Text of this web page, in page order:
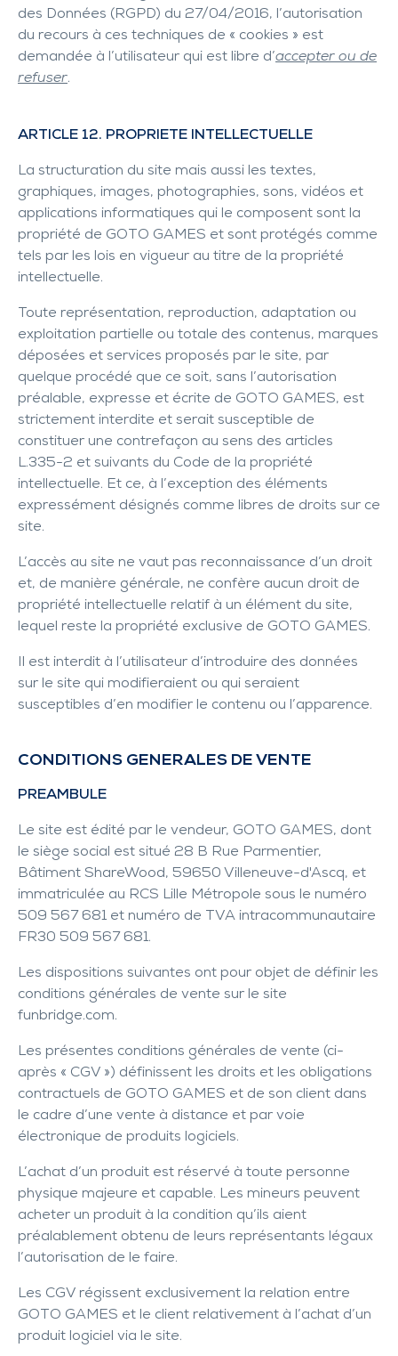
des Données (RGPD) du 27/04/2016, l’autorisation
du recours à ces techniques de « cookies » est
demandée à l’utilisateur qui est libre d’accepter ou de
refuser.
ARTICLE 12. PROPRIETE INTELLECTUELLE
La structuration du site mais aussi les textes,
graphiques, images, photographies, sons, vidéos et
applications informatiques qui le composent sont la
propriété de GOTO GAMES et sont protégés comme
tels par les lois en vigueur au titre de la propriété
intellectuelle.
Toute représentation, reproduction, adaptation ou
exploitation partielle ou totale des contenus, marques
déposées et services proposés par le site, par
quelque procédé que ce soit, sans l’autorisation
préalable, expresse et écrite de GOTO GAMES, est
strictement interdite et serait susceptible de
constituer une contrefaçon au sens des articles
L.335-2 et suivants du Code de la propriété
intellectuelle. Et ce, à l’exception des éléments
expressément désignés comme libres de droits sur ce
site.
L’accès au site ne vaut pas reconnaissance d’un droit
et, de manière générale, ne confère aucun droit de
propriété intellectuelle relatif à un élément du site,
lequel reste la propriété exclusive de GOTO GAMES.
Il est interdit à l’utilisateur d’introduire des données
sur le site qui modifieraient ou qui seraient
susceptibles d’en modifier le contenu ou l’apparence.
CONDITIONS GENERALES DE VENTE
PREAMBULE
Le site est édité par le vendeur, GOTO GAMES, dont
le siège social est situé 28 B Rue Parmentier,
Bâtiment ShareWood, 59650 Villeneuve-d'Ascq, et
immatriculée au RCS Lille Métropole sous le numéro
509 567 681 et numéro de TVA intracommunautaire
FR30 509 567 681.
Les dispositions suivantes ont pour objet de définir les
conditions générales de vente sur le site
funbridge.com.
Les présentes conditions générales de vente (ci-
après « CGV ») définissent les droits et les obligations
contractuels de GOTO GAMES et de son client dans
le cadre d’une vente à distance et par voie
électronique de produits logiciels.
L’achat d’un produit est réservé à toute personne
physique majeure et capable. Les mineurs peuvent
acheter un produit à la condition qu’ils aient
préalablement obtenu de leurs représentants légaux
l’autorisation de le faire.
Les CGV régissent exclusivement la relation entre
GOTO GAMES et le client relativement à l’achat d’un
produit logiciel via le site.